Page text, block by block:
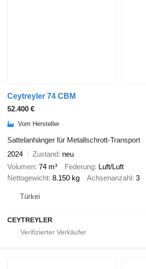
Ceytreyler 74 CBM
52.400 €
Vom Hersteller
Sattelanhänger für Metallschrott-Transport
2024
Zustand neu
Volumen 74 m³ Federung Luft/Luft
Nettogewicht 8.150 kg Achsenanzahl 3
Türkei
CEYTREYLER